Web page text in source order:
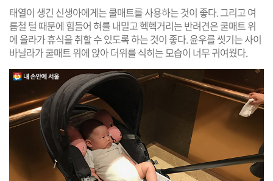
태열이 생긴 신생아에게는 쿨매트를 사용하는 것이 좋다. 그리고 여
름철 털 때문에 힘들어 혀를 내밀고 헥헥거리는 반려견은 쿨매트 위
에 올라가 휴식을 취할 수 있도록 하는 것이 좋다. 윤우를 씻기는 사이
바닐라가 쿨매트 위에 앉아 더위를 식히는 모습이 너무 귀여웠다.